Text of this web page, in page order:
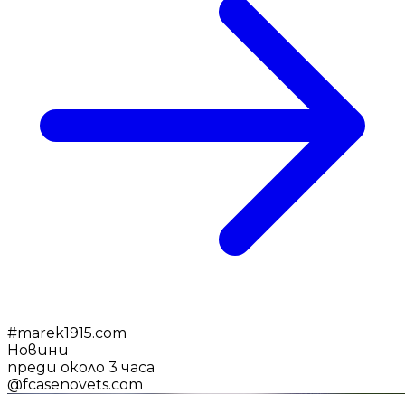
#marek1915.com
Новини
преди около 3 часа
@fcasenovets.com